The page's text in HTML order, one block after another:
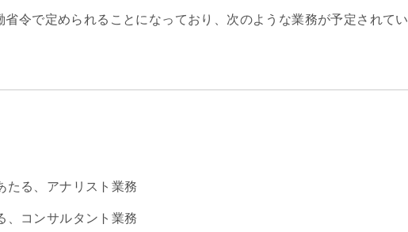
令で定められることになっており、次のような業務が予定されてい
たる、アナリスト業務
、コンサルタント業務